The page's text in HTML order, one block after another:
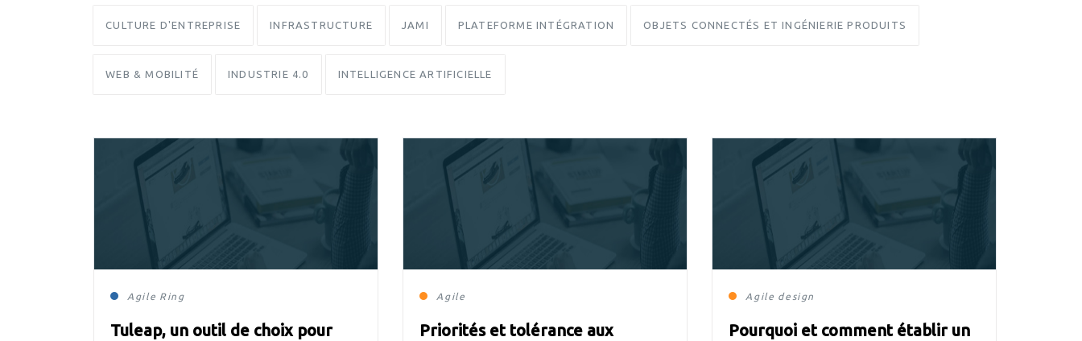
CULTURE D'ENTREPRISE INFRASTRUCTURE JAMI PLATEFORME INTÉGRATION OBJETS CONNECTÉS ET INGÉNIERIE PRODUITS
WEB & MOBILITÉ INDUSTRIE 4.0 INTELLIGENCE ARTIFICIELLE
Agile Ring
Tuleap, un outil de choix pour
Agile
Priorités et tolérance aux
Agile design
Pourquoi et comment établir un